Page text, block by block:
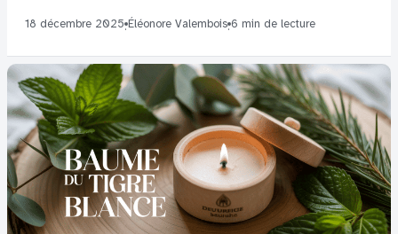
18 décembre 2025·Éléonore Valembois·6 min de lecture